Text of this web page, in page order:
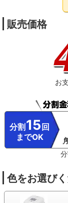
販売価格
お
分割 15 回
までOK
色をお選び